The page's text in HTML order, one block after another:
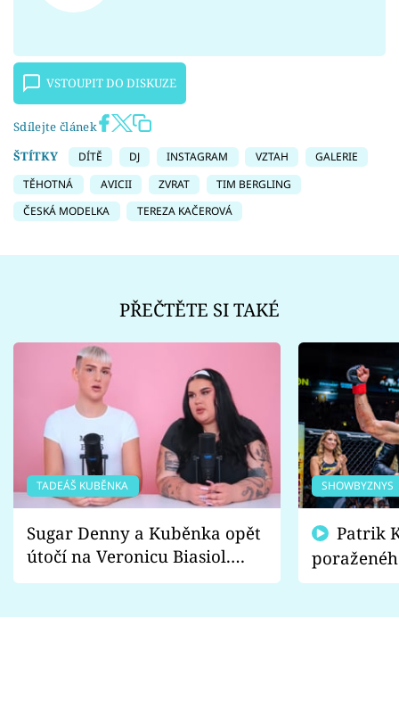
VSTOUPIT DO DISKUZE
Sdílejte článek
ŠTÍTKY
DÍTĚ DJ INSTAGRAM VZTAH
GALERIE
TĚHOTNÁ
AVICII ZVRAT
TIM BERGLING
ČESKÁ MODELKA
TEREZA KAČEROVÁ
PŘEČTĚTE SI TAKÉ
TADEÁŠ KUBĚNKA
Sugar Denny a Kuběnka opět
útočí na Veronicu Biasiol.
Proč je podle nich falešná a
SHOWBYZNYS
fanoušci